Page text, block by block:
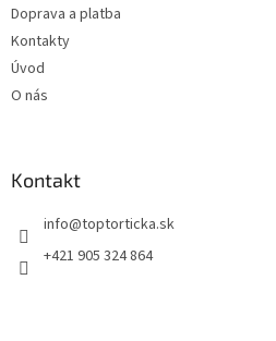
Doprava a platba
Kontakty
Úvod
O nás
Kontakt
+421 905 324 864